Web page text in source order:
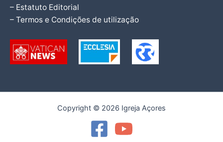
– Estatuto Editorial
– Termos e Condições de utilização
Copyright © 2026 Igreja Açores